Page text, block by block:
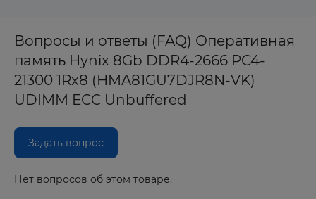
Вопросы и ответы (FAQ) Оперативная
память Hynix 8Gb DDR4-2666 PC4-
21300 1Rx8 (HMA81GU7DJR8N-VK)
UDIMM ECC Unbuffered
Задать вопрос
Нет вопросов об этом товаре.